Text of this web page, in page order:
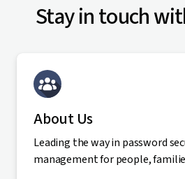
Stay in touch
About Us
Leading the way in password
management for people,